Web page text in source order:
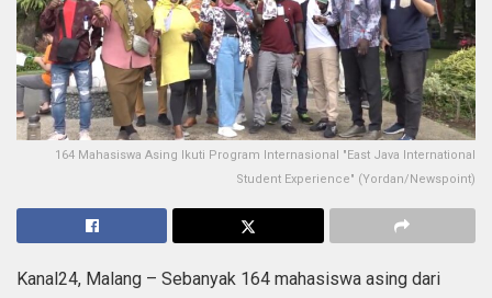
164 Mahasiswa Asing Ikuti Program Internasional "East Java International
Student Experience" (Yordan/Newspoint)
Kanal24, Malang – Sebanyak 164 mahasiswa asing dari